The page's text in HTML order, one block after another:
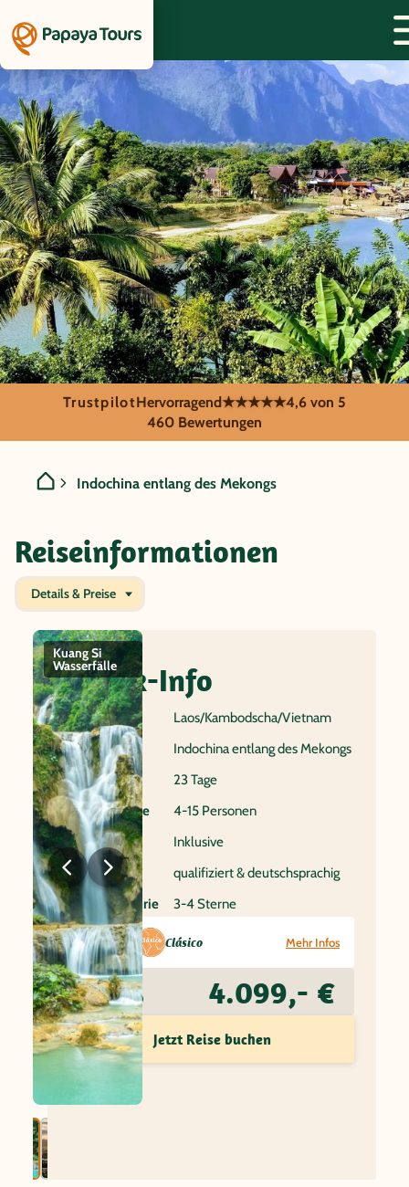
GRUPPENREISE:
Laos/Kambodscha/
TrustpilotHervorragend★★★★★4,6 von 5
460 Bewertungen
Indochina entlang des Mekongs
Reiseinformationen
Details & Preise
Kuang Si
Wasserfälle Königsstadt
Luang
Prabang
Quick-Info
Reiseland
Laos/Kambodscha/Vietnam
Name
Indochina entlang des Mekongs
Dauer
23 Tage
Gruppenreise
4-15 Personen
Flug
Inklusive
Reiseleitung
qualifiziert & deutschsprachig
Hotelkategorie
3-4 Sterne
Reisetyp: Clásico Mehr Infos
Preis ab 4.099,- €
Jetzt Reise buchen